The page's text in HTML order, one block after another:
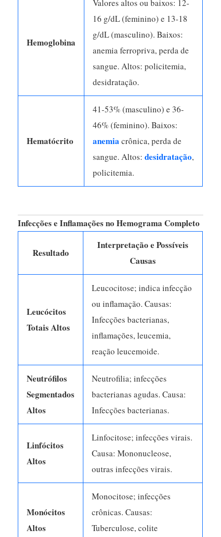
Hemoglobina
Valores altos ou baixos: 12-
16 g/dL (feminino) e 13-18
g/dL (masculino). Baixos:
anemia ferropriva, perda de
sangue. Altos: policitemia,
desidratação.
Hematócrito
41-53% (masculino) e 36-
46% (feminino). Baixos:
anemia crônica, perda de
sangue. Altos:desidratação,
policitemia.
Infecções e Inflamações no Hemograma Completo
Resultado
Interpretação e Possíveis
Causas
Leucócitos
Totais Altos
Leucocitose; indica infecção
ou inflamação. Causas:
Infecções bacterianas,
inflamações, leucemia,
reação leucemoide.
Neutrófilos
Segmentados
Altos
Neutrofilia; infecções
bacterianas agudas. Causa:
Infecções bacterianas.
Linfócitos
Altos
Linfocitose; infecções virais.
Causa: Mononucleose,
outras infecções virais.
Monócitos
Altos
Monocitose; infecções
crônicas. Causas:
Tuberculose, colite